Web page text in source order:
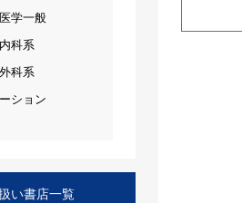
学一般
科系
科系
ション
い書店一覧